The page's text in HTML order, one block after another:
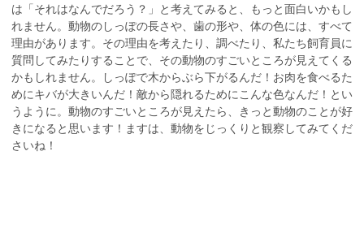
は「それはなんでだろう？」と考えてみると、もっと面白いかもし
れません。動物のしっぽの長さや、歯の形や、体の色には、すべて
理由があります。その理由を考えたり、調べたり、私たち飼育員に
質問してみたりすることで、その動物のすごいところが見えてくる
かもしれません。しっぽで木からぶら下がるんだ！お肉を食べるた
めにキバが大きいんだ！敵から隠れるためにこんな色なんだ！とい
うように。動物のすごいところが見えたら、きっと動物のことが好
きになると思います！ますは、動物をじっくりと観察してみてくだ
さいね！